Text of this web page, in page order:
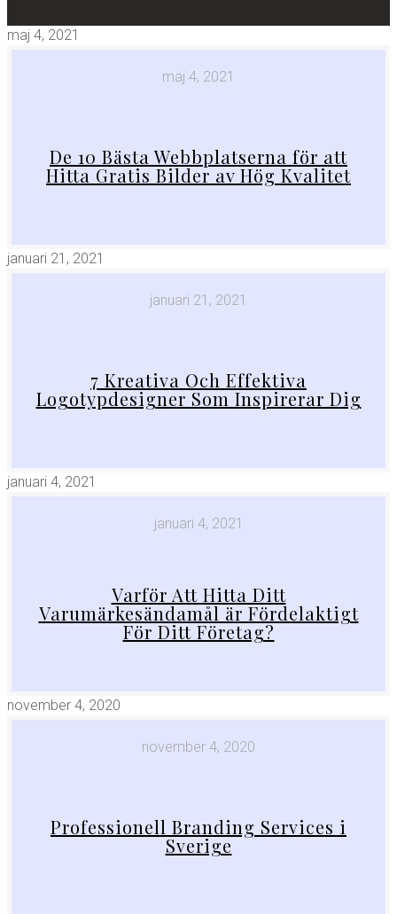
maj 4, 2021
maj 4, 2021
De 10 Bästa Webbplatserna för att
Hitta Gratis Bilder av Hög Kvalitet
januari 21, 2021
januari 21, 2021
7 Kreativa Och Effektiva
Logotypdesigner Som Inspirerar Dig
januari 4, 2021
januari 4, 2021
Varför Att Hitta Ditt
Varumärkesändamål är Fördelaktigt
För Ditt Företag?
november 4, 2020
november 4, 2020
Professionell Branding Services i
Sverige